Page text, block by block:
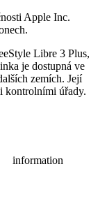
Apple Inc.
Libre 3 Plus,
je dostupná ve
zemích. Její
kontrolními úřady.
information